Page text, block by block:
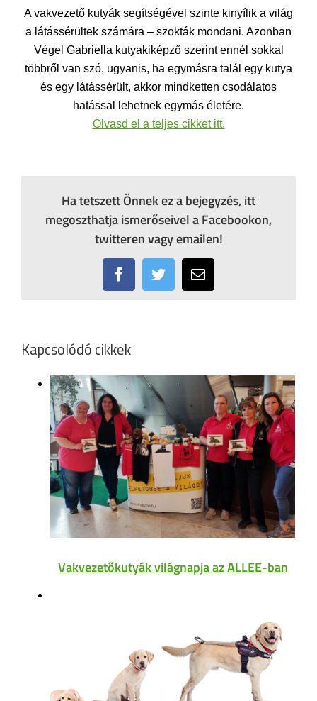
A vakvezető kutyák segítségével szinte kinyílik a világ
a látássérültek számára – szokták mondani. Azonban
Végel Gabriella kutyakiképző szerint ennél sokkal
többről van szó, ugyanis, ha egymásra talál egy kutya
és egy látássérült, akkor mindketten csodálatos
hatással lehetnek egymás életére.
Olvasd el a teljes cikket itt.
Ha tetszett Önnek ez a bejegyzés, itt
megoszthatja ismerőseivel a Facebookon,
twitteren vagy emailen!
FacebookTwitterEmail:
Kapcsolódó cikkek
Vakvezetőkutyák világnapja az ALLEE-ban